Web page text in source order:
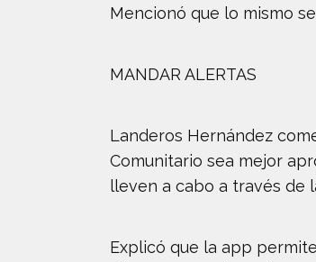
Mencionó que lo mismo
MANDAR ALERTAS
Landeros Hernández
Comunitario sea mejor
lleven a cabo a través de
Explicó que la app